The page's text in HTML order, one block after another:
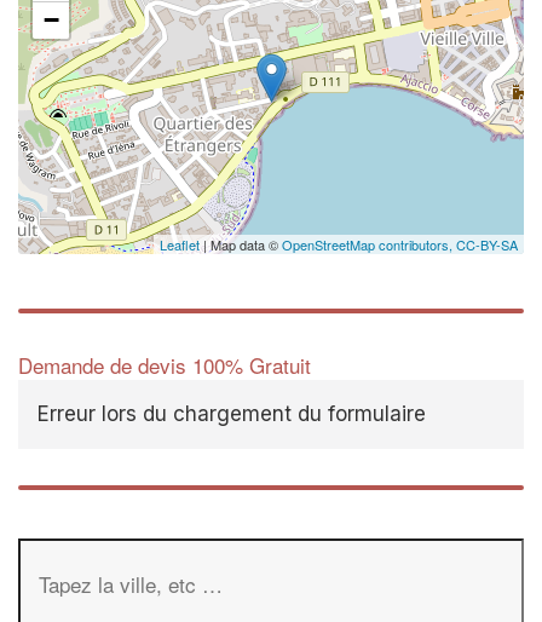
−
Leaflet| Map data ©OpenStreetMap contributors, CC-BY-SA
Demande de devis 100% Gratuit
Erreur lors du chargement du formulaire